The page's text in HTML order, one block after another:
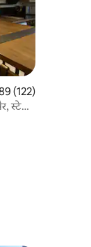
5 में से 4.89,
(122)
स्टेशन